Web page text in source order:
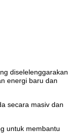
diselelenggarakan
energi baru dan
secara masiv dan
untuk membantu